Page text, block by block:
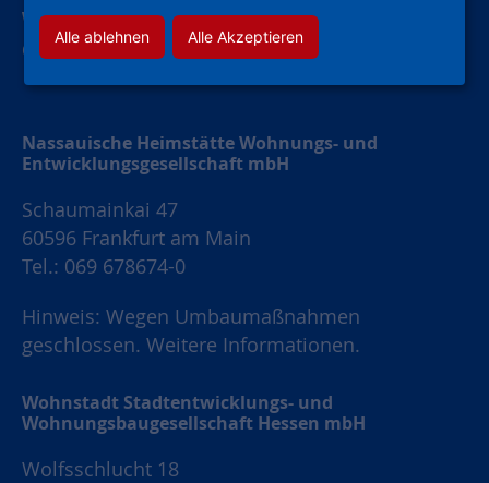
Widerruf Werbung
Cookie-Einstellungen
Nassauische Heimstätte Wohnungs- und
Entwicklungsgesellschaft mbH
Schaumainkai 47
60596 Frankfurt am Main
Tel.: 069 678674-0
Hinweis: Wegen Umbaumaßnahmen
geschlossen. Weitere Informationen.
Wohnstadt Stadtentwicklungs- und
Wohnungsbaugesellschaft Hessen mbH
Wolfsschlucht 18
Alle ablehnen Alle Akzeptieren